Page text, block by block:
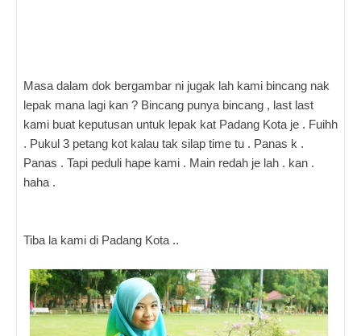
Masa dalam dok bergambar ni jugak lah kami bincang nak
lepak mana lagi kan ? Bincang punya bincang , last last
kami buat keputusan untuk lepak kat Padang Kota je . Fuihh
. Pukul 3 petang kot kalau tak silap time tu . Panas k .
Panas . Tapi peduli hape kami . Main redah je lah . kan .
haha .
Tiba la kami di Padang Kota ..